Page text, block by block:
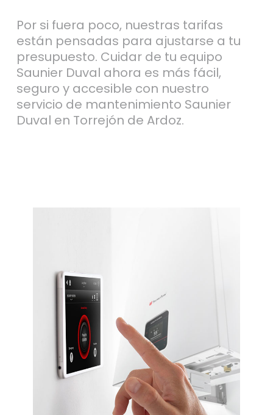
Por si fuera poco, nuestras tarifas
están pensadas para ajustarse a tu
presupuesto. Cuidar de tu equipo
Saunier Duval ahora es más fácil,
seguro y accesible con nuestro
servicio de mantenimiento Saunier
Duval en Torrejón de Ardoz.